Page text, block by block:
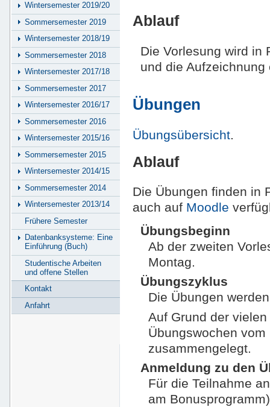
Ablauf
Die Vorlesung wird in
und die
Übungen
Übungsübersicht
Ablauf
Die Übungen finden in
auch auf Moodle
Übungsbeginn
Ab der zweiten
Montag.
Übungszyklus
Die Übungen
Auf Grund der
Übungswochen
zusammengelegt.
Anmeldung zu den
Für die Teilnahme
am
Wintersemester 2019/20
Sommersemester 2019
Wintersemester 2018/19
Sommersemester 2018
Wintersemester 2017/18
Sommersemester 2017
Wintersemester 2016/17
Sommersemester 2016
Wintersemester 2015/16
Sommersemester 2015
Wintersemester 2014/15
Sommersemester 2014
Wintersemester 2013/14
Frühere Semester
Datenbanksysteme: Eine
Einführung (Buch)
Studentische Arbeiten
und offene Stellen
Kontakt
Anfahrt